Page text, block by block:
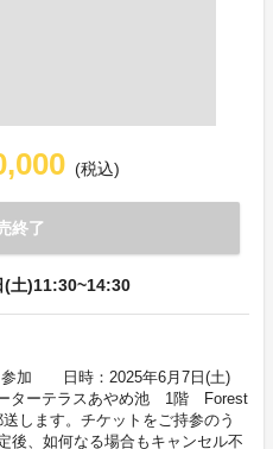
(税込)
終了
(土)11:30~14:30
参加 日時：2025年6月7日(土)
ターテラスあやめ池 1階 Forest
します。チケットをご持参のう
、如何なる場合もキャンセル不